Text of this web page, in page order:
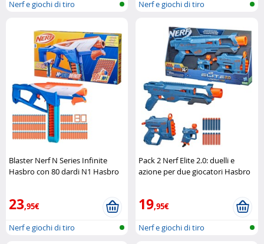
Nerf e giochi di tiro Nerf e giochi di tiro
Blaster Nerf N Series Infinite
Hasbro con 80 dardi N1 Hasbro
23,95€
Nerf e giochi di tiro
Pack 2 Nerf Elite 2.0: duelli e
azione per due giocatori Hasbro
19,95€
Nerf e giochi di tiro